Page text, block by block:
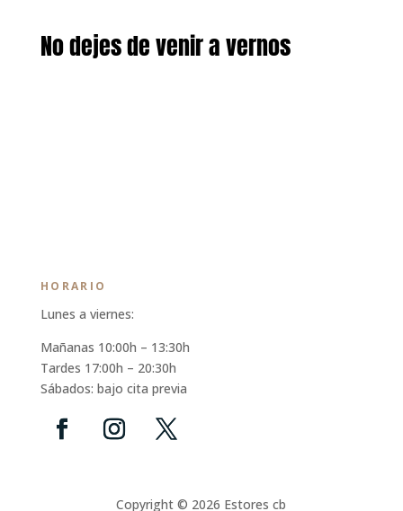
No dejes de venir a vernos
HORARIO
Lunes a viernes:
Mañanas 10:00h – 13:30h
Tardes 17:00h – 20:30h
Sábados: bajo cita previa
Copyright © 2026 Estores cb